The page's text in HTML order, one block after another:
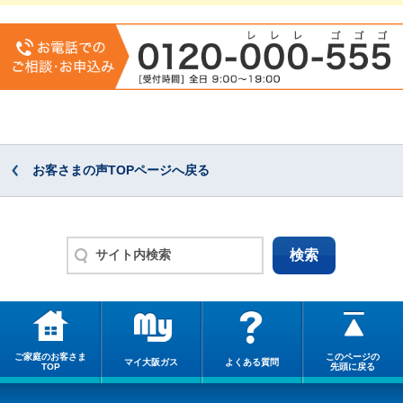
お客さまの声TOPページへ戻る
ご家庭のお客さま
TOP
マイ大阪ガス よくある質問
このページの
先頭に戻る